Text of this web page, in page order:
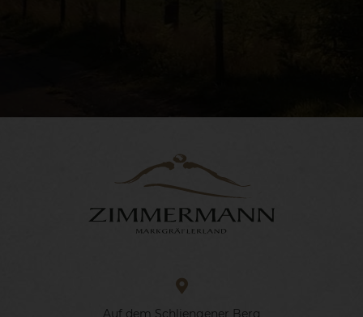
Auf dem Schliengener Berg